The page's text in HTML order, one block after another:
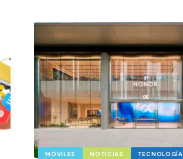
MÓVILES NOTICIAS TECNOLOGÍA